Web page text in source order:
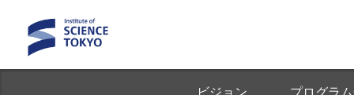
ビジョン プログラ